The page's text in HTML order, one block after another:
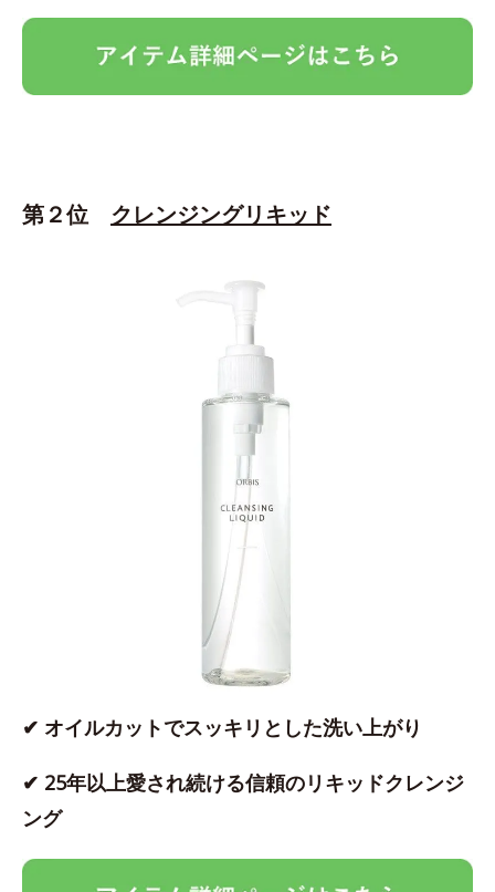
第２位 クレンジングリキッド
✔ オイルカットでスッキリとした洗い上がり
✔ 25年以上愛され続ける信頼のリキッドクレンジ
ング